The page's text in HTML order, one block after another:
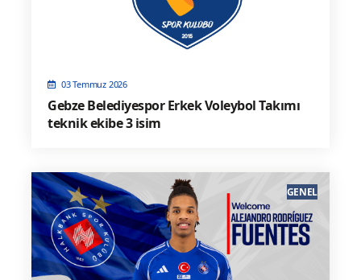
03 Temmuz 2026
Gebze Belediyespor Erkek Voleybol Takımı
teknik ekibe 3 isim
GENEL